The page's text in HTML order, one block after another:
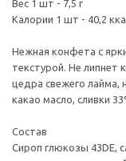
Вес 1 шт - 7,5 г
Калории 1 шт - 40,2
Нежная конфета с
текстурой. Не липнет
цедра свежего лайма,
какао масло, сливки
Состав
Сироп глюкозы 43DE,